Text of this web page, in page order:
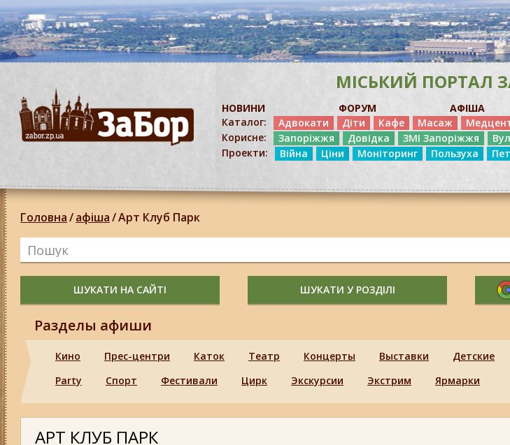
МІСЬКИЙ ПОРТАЛ
НОВИНИ ФОРУМ АФІША
Каталог:
Адвокати Діти Кафе Масаж
Корисне:
Запоріжжя Довідка ЗМІ Запоріжжя
Проекти:
Війна Ціни Моніторинг Пользуха
Головна/афіша/Арт Клуб Парк
ШУКАТИ НА САЙТІ ШУКАТИ У РОЗДІЛІ
Разделы афиши
Кино Прес-центри Каток Театр Концерты Выставки Детские
Party
Спорт Фестивали Цирк Экскурсии Экстрим Ярмарки
АРТ КЛУБ ПАРК